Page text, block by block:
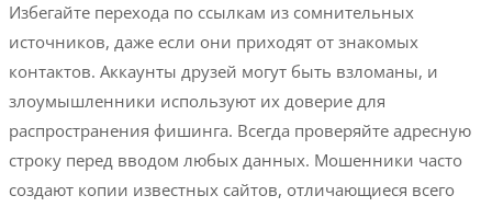
Избегайте перехода по ссылкам из сомнительных
источников, даже если они приходят от знакомых
контактов. Аккаунты друзей могут быть взломаны, и
злоумышленники используют их доверие для
распространения фишинга. Всегда проверяйте адресную
строку перед вводом любых данных. Мошенники часто
создают копии известных сайтов, отличающиеся всего